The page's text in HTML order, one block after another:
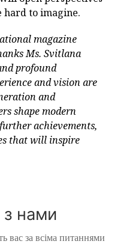
hard to imagine.
magazine
Ms. Svitlana
profound
and vision are
and
shape modern
achievements,
that will inspire
з нами
вас за всіма питаннями